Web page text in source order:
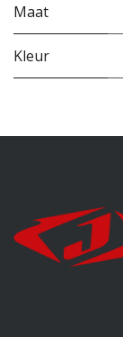
Maat
Kleur